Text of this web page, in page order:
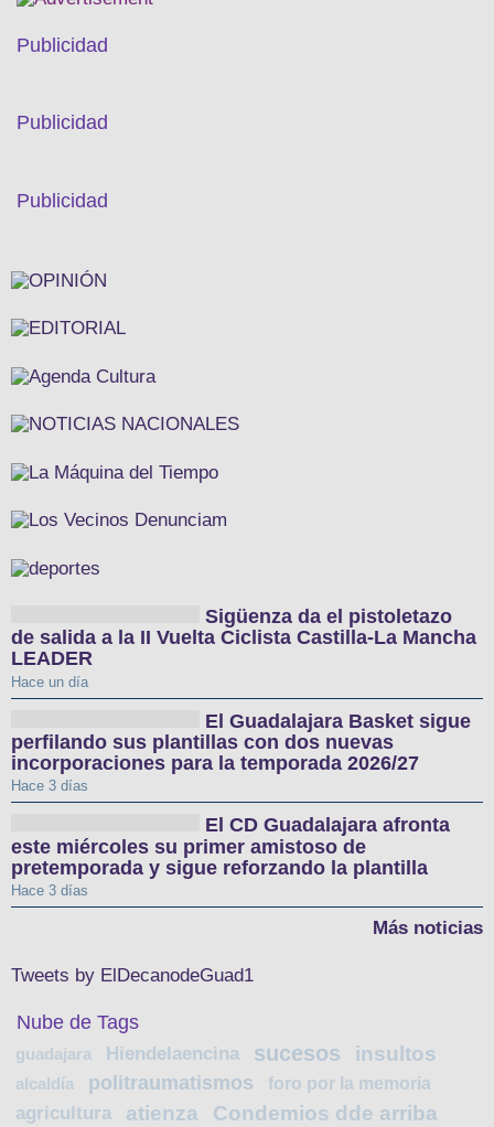
Publicidad
Publicidad
Publicidad
Sigüenza da el pistoletazo
de salida a la II Vuelta Ciclista Castilla-La Mancha
LEADER
Hace un día
El Guadalajara Basket sigue
perfilando sus plantillas con dos nuevas
incorporaciones para la temporada 2026/27
Hace 3 días
El CD Guadalajara afronta
este miércoles su primer amistoso de
pretemporada y sigue reforzando la plantilla
Hace 3 días
Más noticias
Tweets by ElDecanodeGuad1
Nube de Tags
guadajara Hiendelaencina sucesos insultos
alcaldía politraumatismos foro por la memoria
agricultura atienza Condemios dde arriba